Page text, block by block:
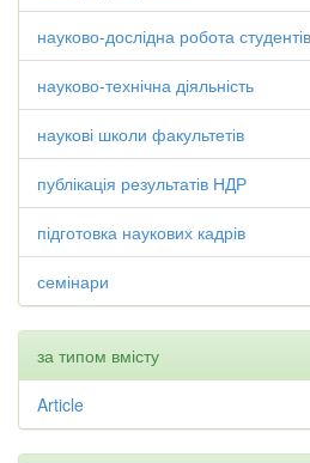
науково-дослідна робота студентів
науково-технічна діяльність
наукові школи факультетів
публікація результатів НДР
підготовка наукових кадрів
семінари
за типом вмісту
Article